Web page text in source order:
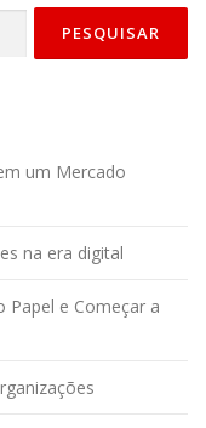
um Mercado
na era digital
Papel e Começar a